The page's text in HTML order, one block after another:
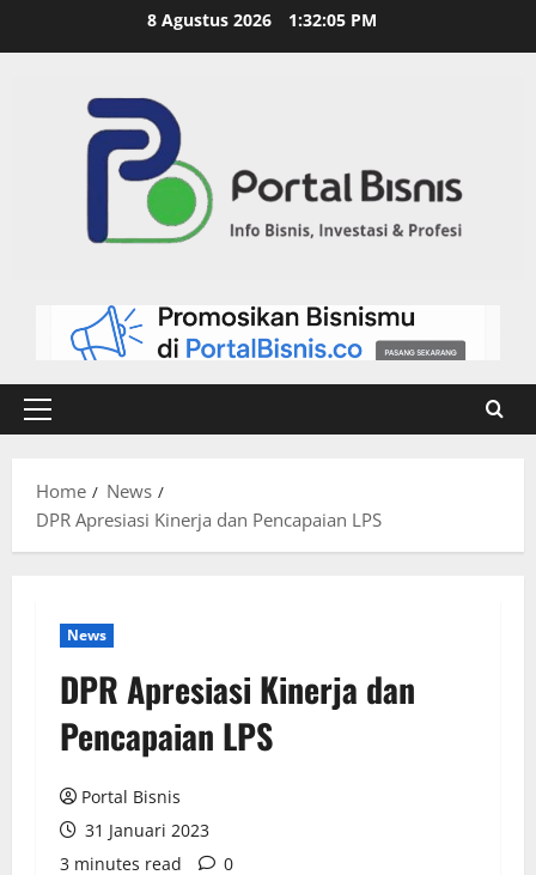
8 Agustus 2026 1:32:06 PM
Home
News
DPR Apresiasi Kinerja dan Pencapaian LPS
News
DPR Apresiasi Kinerja dan
Pencapaian LPS
Portal Bisnis
31 Januari 2023
3 minutes read
0